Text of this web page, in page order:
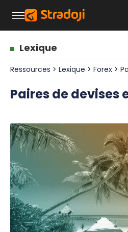
Lexique
Ressources > Lexique > Forex >
Paires de devises